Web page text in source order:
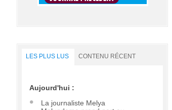
LES PLUS LUS CONTENU RÉCENT
Aujourd'hui :
La journaliste Melya